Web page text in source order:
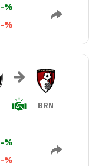
-%
-%
BRN
-%
-%